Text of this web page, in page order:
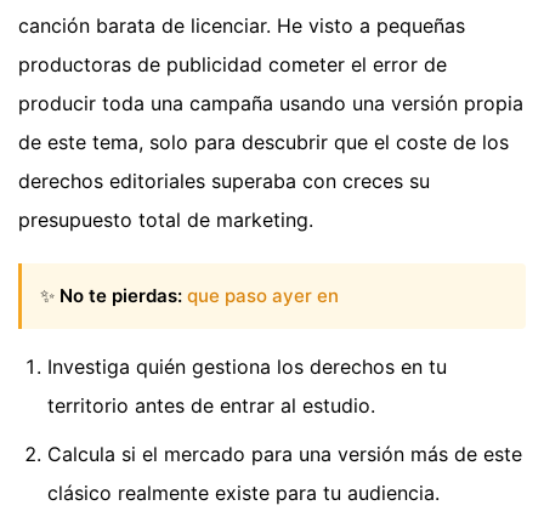
canción barata de licenciar. He visto a pequeñas
productoras de publicidad cometer el error de
producir toda una campaña usando una versión propia
de este tema, solo para descubrir que el coste de los
derechos editoriales superaba con creces su
presupuesto total de marketing.
✨ No te pierdas: que paso ayer en
Investiga quién gestiona los derechos en tu
territorio antes de entrar al estudio.
Calcula si el mercado para una versión más de este
clásico realmente existe para tu audiencia.